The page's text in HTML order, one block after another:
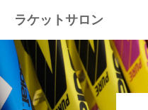
ラケットサロン
ホーム
ショッピング